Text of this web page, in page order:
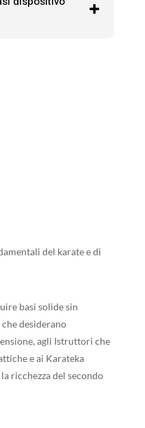
del karate e di
basi solide sin
desiderano
agli Istruttori che
e ai Karateka
ricchezza del secondo